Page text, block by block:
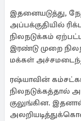
இதனையடுத்து,
அப்பக்குதியில்
நிலநடுக்கம்
இரண்டு முறை
மக்கள்
ரஷ்யாவின்
நிலநடுக்கத்தால்
குலுங்கின.